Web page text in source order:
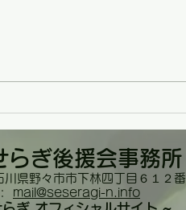
らぎ後援会事務所
県野々市市下林四丁目６１２番
: mail@seseragi-n.info